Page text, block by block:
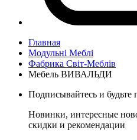
Главная
Модульні Меблі
Фабрика Світ-Меблів
Мебель ВИВАЛЬДИ
Подписывайтесь и будьте
Новинки, интересные
скидки и рекомендации